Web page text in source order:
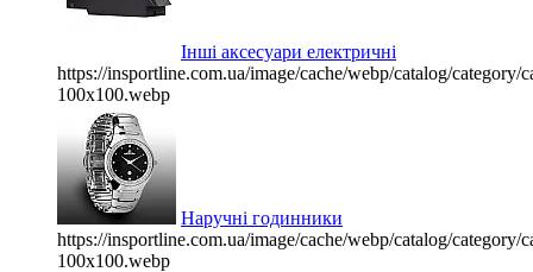
Інші аксесуари електричні
https://insportline.com.ua/image/cache/webp/catalog/category/
100x100.webp
Наручні годинники
https://insportline.com.ua/image/cache/webp/catalog/category/
100x100.webp